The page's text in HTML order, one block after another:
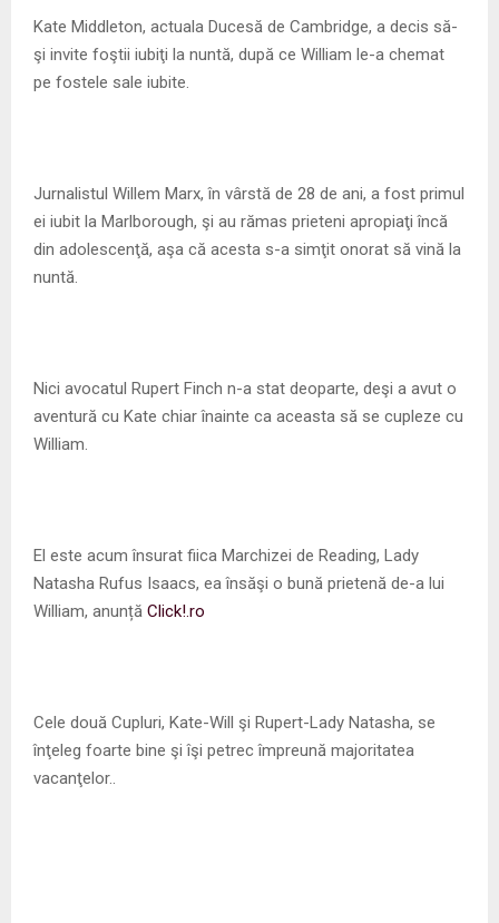
Kate Middleton, actuala Ducesă de Cambridge, a decis să-
şi invite foştii iubiţi la nuntă, după ce William le-a chemat
pe fostele sale iubite.
Jurnalistul Willem Marx, în vârstă de 28 de ani, a fost primul
ei iubit la Marlborough, şi au rămas prieteni apropiaţi încă
din adolescenţă, aşa că acesta s-a simţit onorat să vină la
nuntă.
Nici avocatul Rupert Finch n-a stat deoparte, deşi a avut o
aventură cu Kate chiar înainte ca aceasta să se cupleze cu
William.
El este acum însurat fiica Marchizei de Reading, Lady
Natasha Rufus Isaacs, ea însăşi o bună prietenă de-a lui
William, anunță Click!.ro
Cele două Cupluri, Kate-Will şi Rupert-Lady Natasha, se
înţeleg foarte bine şi îşi petrec împreună majoritatea
vacanţelor..